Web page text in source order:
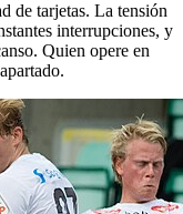
de tarjetas. La tensión
interrupciones, y
Quien opere en